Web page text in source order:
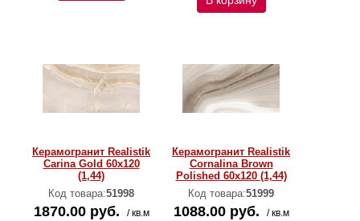
Керамогранит Realistik
Carina Gold 60x120
(1,44)
Код товара:51998
1870.00 руб. / кв.м
Керамогранит Realistik
Cornalina Brown
Polished 60x120 (1,44)
Код товара:51999
1088.00 руб. / кв.м